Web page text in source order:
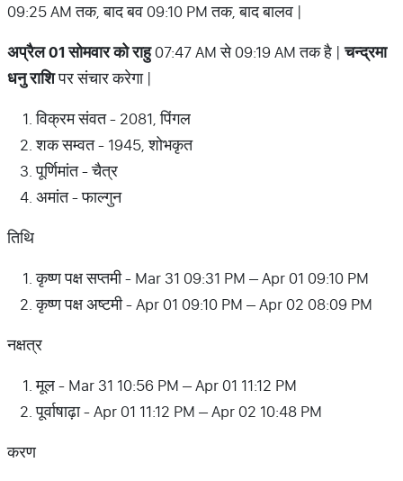
09:25 AM तक, बाद बव 09:10 PM तक, बाद बालव |
अप्रैल 01 सोमवार को राहु07:47 AM से 09:19 AM तक है |चन्द्रमा
धनु राशिपर संचार करेगा |
विक्रम संवत - 2081, पिंगल
शक सम्वत - 1945, शोभकृत
पूर्णिमांत - चैत्र
अमांत - फाल्गुन
तिथि
कृष्ण पक्ष सप्तमी - Mar 31 09:31 PM – Apr 01 09:10 PM
कृष्ण पक्ष अष्टमी - Apr 01 09:10 PM – Apr 02 08:09 PM
नक्षत्र
मूल - Mar 31 10:56 PM – Apr 01 11:12 PM
पूर्वाषाढ़ा - Apr 01 11:12 PM – Apr 02 10:48 PM
करण